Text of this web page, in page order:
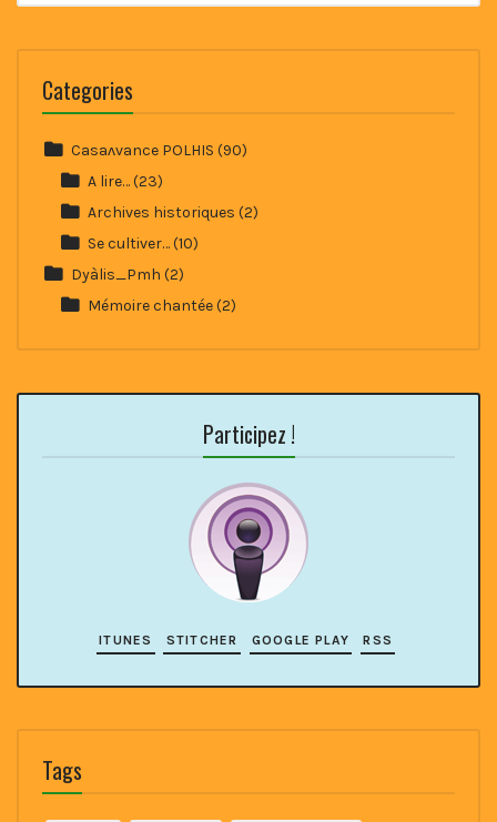
Categories
Casaʌvance POLHIS (90)
A lire…(23)
Archives historiques (2)
Se cultiver…(10)
Dyàlis_Pmh (2)
Mémoire chantée(2)
Participez !
ITUNES STITCHER GOOGLE PLAY RSS
Tags